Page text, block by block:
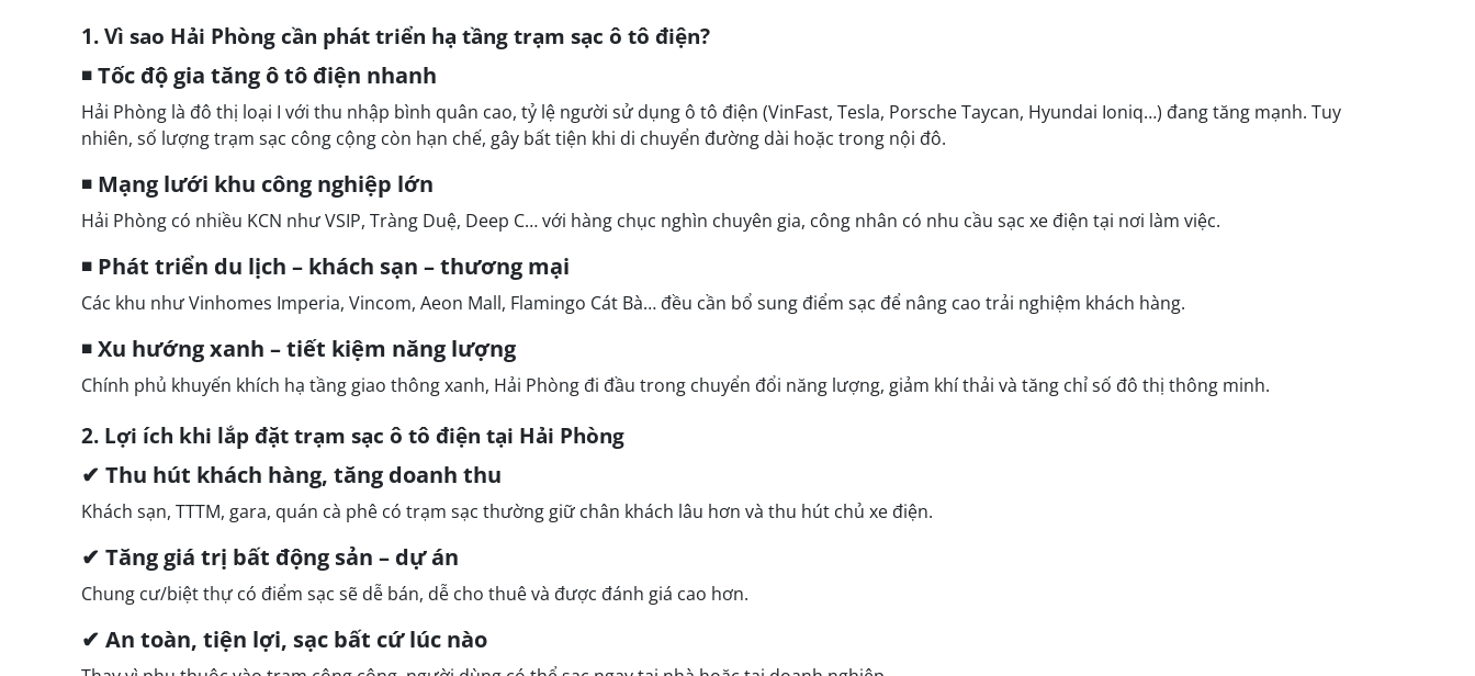
1. Vì sao Hải Phòng cần phát triển hạ tầng trạm sạc ô tô điện?
◾Tốc độ gia tăng ô tô điện nhanh
Hải Phòng là đô thị loại I với thu nhập bình quân cao, tỷ lệ người sử dụng ô tô điện (VinFast, Tesla, Porsche Taycan, Hyundai Ioniq…) đang tăng mạnh. Tuy
nhiên, số lượng trạm sạc công cộng còn hạn chế, gây bất tiện khi di chuyển đường dài hoặc trong nội đô.
◾ Mạng lưới khu công nghiệp lớn
Hải Phòng có nhiều KCN như VSIP, Tràng Duệ, Deep C… với hàng chục nghìn chuyên gia, công nhân có nhu cầu sạc xe điện tại nơi làm việc.
◾ Phát triển du lịch – khách sạn – thương mại
Các khu như Vinhomes Imperia, Vincom, Aeon Mall, Flamingo Cát Bà… đều cần bổ sung điểm sạc để nâng cao trải nghiệm khách hàng.
◾Xu hướng xanh – tiết kiệm năng lượng
Chính phủ khuyến khích hạ tầng giao thông xanh, Hải Phòng đi đầu trong chuyển đổi năng lượng, giảm khí thải và tăng chỉ số đô thị thông minh.
2. Lợi ích khi lắp đặt trạm sạc ô tô điện tại Hải Phòng
✔ Thu hút khách hàng, tăng doanh thu
Khách sạn, TTTM, gara, quán cà phê có trạm sạc thường giữ chân khách lâu hơn và thu hút chủ xe điện.
✔ Tăng giá trị bất động sản – dự án
Chung cư/biệt thự có điểm sạc sẽ dễ bán, dễ cho thuê và được đánh giá cao hơn.
✔ An toàn, tiện lợi, sạc bất cứ lúc nào